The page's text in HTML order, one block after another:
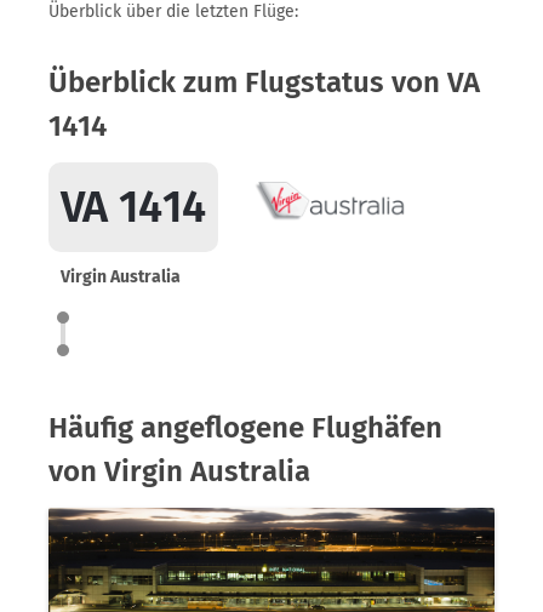
Überblick über die letzten Flüge:
Überblick zum Flugstatus von VA
1414
VA 1414
Virgin Australia
Häufig angeflogene Flughäfen
von Virgin Australia